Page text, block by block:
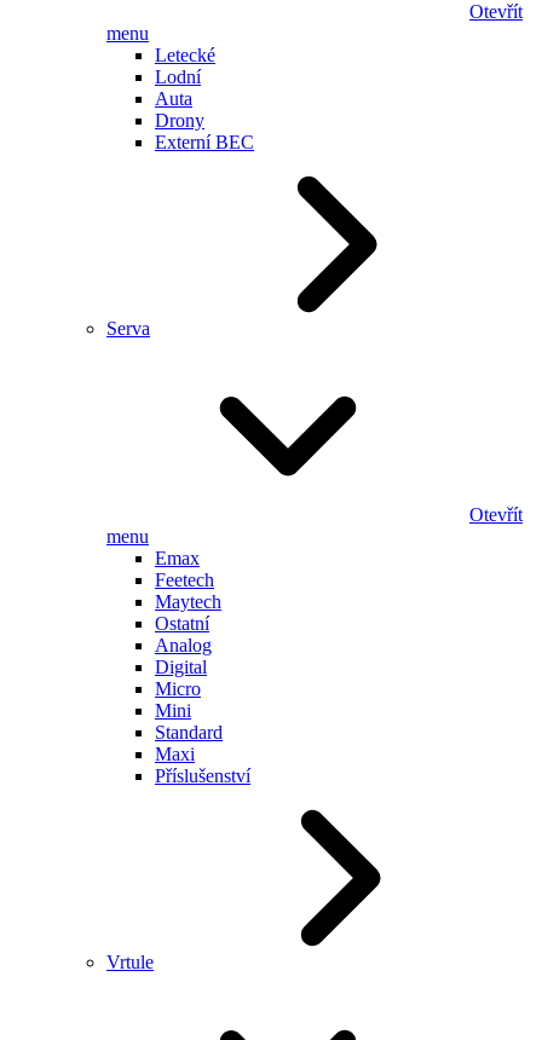
Otevřít
menu
Letecké
Lodní
Auta
Drony
Externí BEC
Serva
Otevřít
menu
Emax
Feetech
Maytech
Ostatní
Analog
Digital
Micro
Mini
Standard
Maxi
Příslušenství
Vrtule